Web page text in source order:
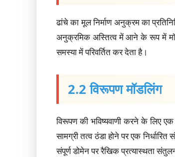
ढांचे का मूल निर्माण अनुक्रम का
अनुक्रमिक अस्तित्व में आने के रूप में
समस्या में परिवर्तित कर देता है।
2.2 विरूपण मॉडलिंग
विरूपण की भविष्यवाणी करने के लिए
सामग्री तत्व ठंडा होने पर एक
संपूर्ण डोमेन पर रैखिक प्रत्यास्थता